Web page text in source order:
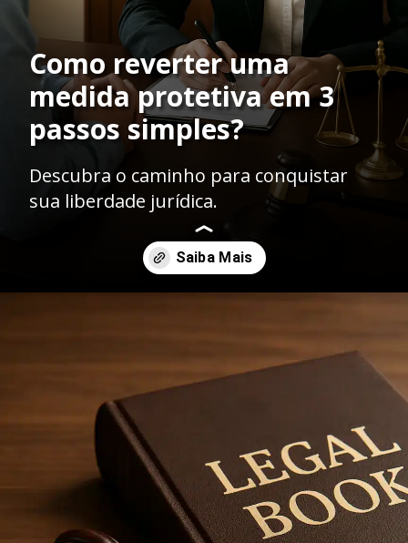
Como reverter uma
medida protetiva em 3
passos simples?
Descubra o caminho para conquistar
sua liberdade jurídica.